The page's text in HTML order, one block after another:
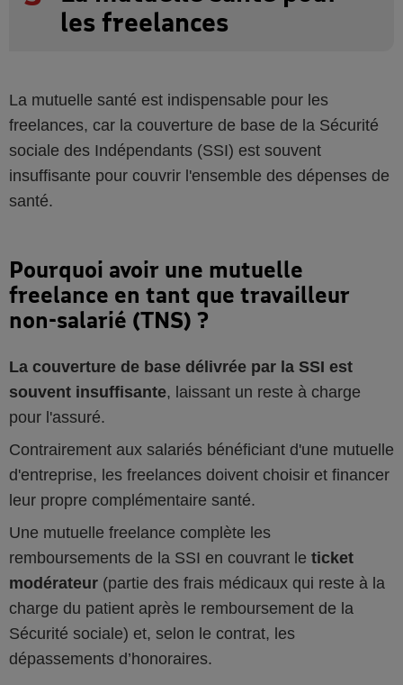
les freelances
La mutuelle santé est indispensable pour les
freelances, car la couverture de base de la Sécurité
sociale des Indépendants (SSI) est souvent
insuffisante pour couvrir l'ensemble des dépenses de
santé.
Pourquoi avoir une mutuelle
freelance en tant que travailleur
non-salarié (TNS) ?
La couverture de base délivrée par la SSI est
souvent insuffisante, laissant un reste à charge
pour l'assuré.
Contrairement aux salariés bénéficiant d'une mutuelle
d'entreprise, les freelances doivent choisir et financer
leur propre complémentaire santé.
Une mutuelle freelance complète les
remboursements de la SSI en couvrant le ticket
modérateur (partie des frais médicaux qui reste à la
charge du patient après le remboursement de la
Sécurité sociale) et, selon le contrat, les
dépassements d’honoraires.